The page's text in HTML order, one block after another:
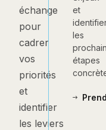
échange
pour
cadrer
vos
priorités
et
identifier
les leviers
et
les
étapes